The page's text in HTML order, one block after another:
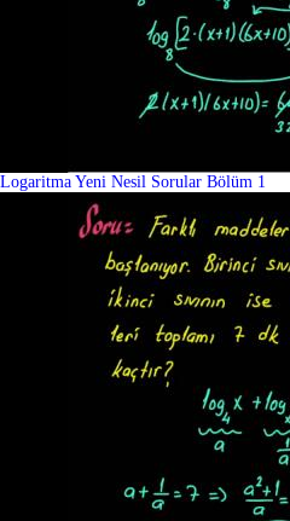
Logaritma Yeni Nesil Sorular Bölüm 1